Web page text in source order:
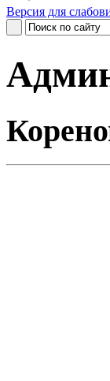
Версия для